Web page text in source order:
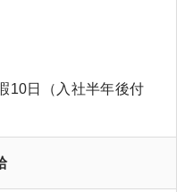
10日（入社半年後付